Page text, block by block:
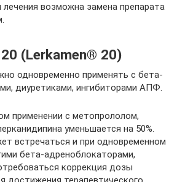
возможна замена препарата
(Lerkamen® 20)
одновременно применять с бета-
диуретиками, ингибиторами АПФ.
применении с метопрололом,
уменьшается на 50%.
встречаться и при одновременном
бета-адреноблокаторами,
коррекция дозы